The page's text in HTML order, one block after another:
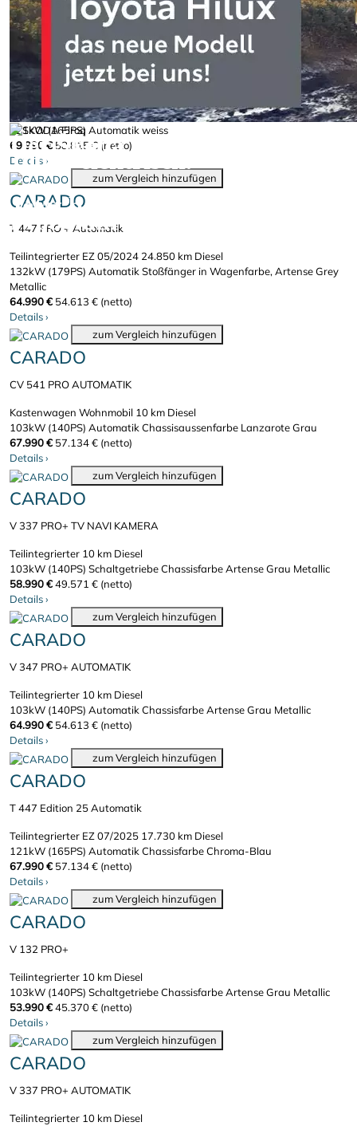
Der Škoda Elroq.
100% elektrisch.
Jetzt bei uns
Probefahren!
67.990 €
57.134 € (netto)
Details
zum Vergleich hinzufügen
CARADO
T 447 Edition AUTOMATIK OHNE Hubbett
Teilintegrierter10 kmDiesel
121kW (165PS) Automatikweiss
69.990 € 58.815 € (netto)
Details ›
zum Vergleich hinzufügen
CARADO
T 447 PRO + Automatik
Teilintegrierter EZ 05/2024 24.850 km Diesel
132kW (179PS) AutomatikStoßfänger in Wagenfarbe, Artense Grey
Metallic
64.990 € 54.613 € (netto)
Details›
zum Vergleich hinzufügen
CARADO
CV 541 PRO AUTOMATIK
Kastenwagen Wohnmobil 10 km Diesel
103kW (140PS) AutomatikChassisaussenfarbe Lanzarote Grau
67.990 € 57.134 € (netto)
Details›
zum Vergleich hinzufügen
CARADO
V 337 PRO+ TV NAVI KAMERA
Teilintegrierter 10 km Diesel
103kW (140PS) SchaltgetriebeChassisfarbe Artense Grau Metallic
58.990 €49.571 € (netto)
Details›
zum Vergleich hinzufügen
CARADO
V 347 PRO+ AUTOMATIK
Teilintegrierter 10 km Diesel
103kW (140PS) AutomatikChassisfarbe Artense Grau Metallic
64.990 € 54.613 € (netto)
Details›
zum Vergleich hinzufügen
CARADO
T 447 Edition 25 Automatik
Teilintegrierter EZ 07/2025 17.730 km Diesel
121kW (165PS) AutomatikChassisfarbe Chroma-Blau
67.990 € 57.134 € (netto)
Details›
zum Vergleich hinzufügen
CARADO
V 132 PRO+
Teilintegrierter 10 km Diesel
103kW (140PS) SchaltgetriebeChassisfarbe Artense Grau Metallic
53.990 €45.370 € (netto)
Details›
zum Vergleich hinzufügen
CARADO
V 337 PRO+ AUTOMATIK
Teilintegrierter 10 km Diesel